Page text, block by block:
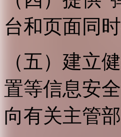
台和页面同
（五）建立
置等信息安
向有关主管部